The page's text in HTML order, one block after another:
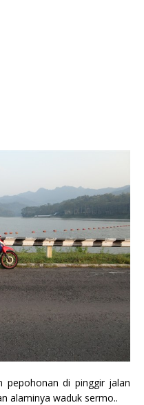
pepohonan di pinggir jalan
alaminya waduk sermo..